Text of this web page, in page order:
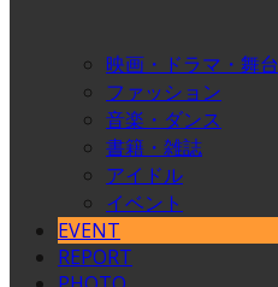
映画・ドラマ・舞台
ファッション
音楽・ダンス
書籍・雑誌
アイドル
イベント
EVENT
REPORT